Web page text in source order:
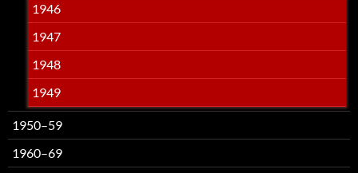
1946
1947
1948
1949
1950–59
1960–69